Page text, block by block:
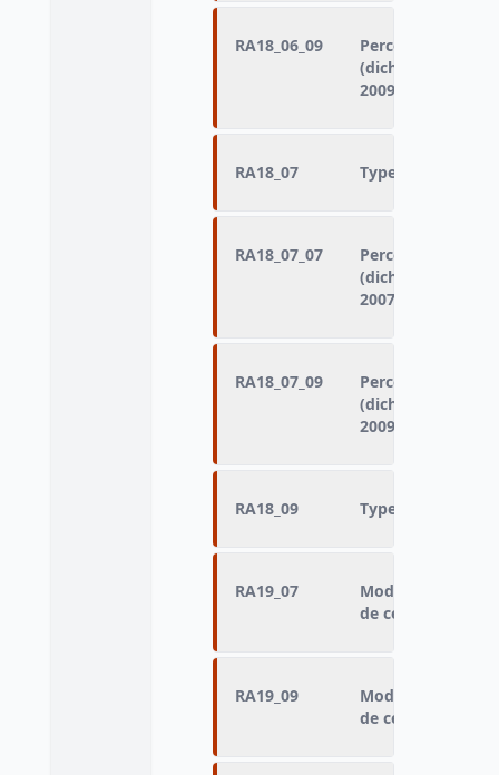
RA18_06_09
Perception
(dichotomisation
2009)
RA18_07 Type de
RA18_07_07
Perception
(dichotomisation
2007)
RA18_07_09
Perception
(dichotomisation
2009)
RA18_09 Type de
RA19_07
Mode de
RA19_09
Mode de